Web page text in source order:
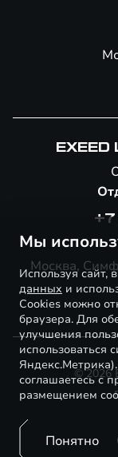
Москва,
© 2026
Мы
Используя сайт,
данных и
Cookies можно
браузера. Для
улучшения
использоваться
соглашаетесь с
размещением
Понятно